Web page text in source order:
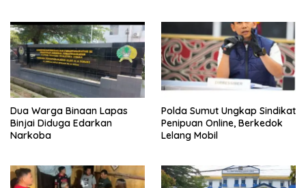
Dua Warga Binaan Lapas
Binjai Diduga Edarkan
Narkoba
Polda Sumut Ungkap Sindikat
Penipuan Online, Berkedok
Lelang Mobil